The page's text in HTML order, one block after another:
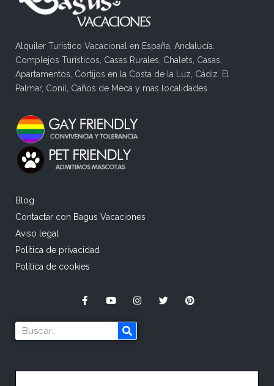
Alquiler Turístico Vacacional en España, Andalucía.
Complejos Turísticos, Casas Rurales, Chalets, Casas,
Apartamentos, Cortijos en la Costa de la Luz, Cádiz. El
Palmar, Conil, Caños de Meca y mas localidades
Blog
Contactar con Bagus Vacaciones
Aviso legal
Política de privacidad
Política de cookies